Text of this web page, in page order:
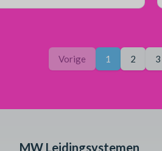
Vorige
Pagina Je bent op
1 2 3
MW Leidingsystemen